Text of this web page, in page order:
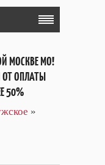
МОСКВЕ МО!
ОПЛАТЫ
50%
»